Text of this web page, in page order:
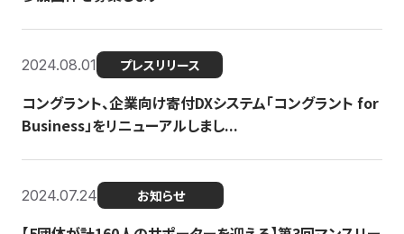
2024.08.01 プレスリリース
コングラント、企業向け寄付DXシステム「コングラント for
Business」をリニューアルしまし...
2024.07.24 お知らせ